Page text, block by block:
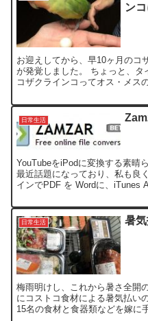
ン
お迎えしてから、早10ヶ月のコ
が発覚しました。 ちょっと、タ
コザクラインコってオス・メス
日常生活
YouTubeをiPodに変換する素晴
最近話題になっており、私も良
インでPDF を Wordに、iTunes
日常生活 暑
梅雨明けし、これから暑さ全開
にコストコ食材による暑気払い
15名の食材と食器類などを嫁に